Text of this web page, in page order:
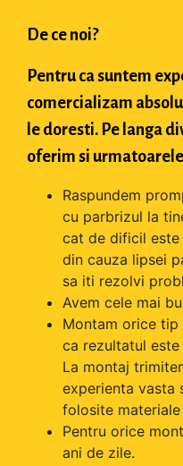
De ce noi?
Pentru ca suntem
comercializam
le doresti. Pe langa
oferim si
Raspundem
cu parbrizul la
cat de dificil este
din cauza lipsei
sa iti rezolvi
Avem cele mai
Montam orice tip
ca rezultatul
La montaj
experienta vasta
folosite
Pentru orice
ani de zile.